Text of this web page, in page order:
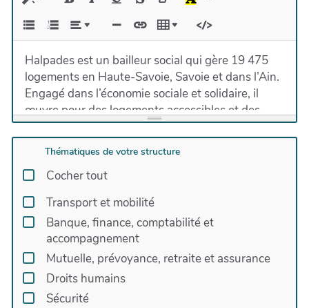
Halpades est un bailleur social qui gère 19 475
logements en Haute-Savoie, Savoie et dans l’Ain.
Engagé dans l’économie sociale et solidaire, il
œuvre pour des logements accessibles et des
quartiers vivants en plaçant l’humain et le
territoire au cœur de son action.
Son service Développement Social et Urbain
accompagne les habitants au quotidien : soutien
dans le logement, insertion sociale, médiation et
projets collectifs pour renforcer le lien social et
améliorer la qualité de vie.
Halpades allie ainsi solidarité, innovation et
engagement local pour construire des
communautés durables.
Thématiques de votre structure
Cocher tout
Transport et mobilité
Banque, finance, comptabilité et
accompagnement
Mutuelle, prévoyance, retraite et assurance
Droits humains
Sécurité